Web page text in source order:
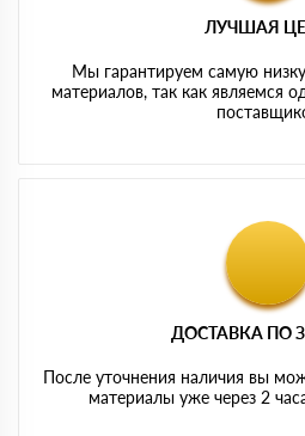
ЛУЧШАЯ
Мы гарантируем самую
материалов, так как являемся
ДОСТАВКА ПО
После уточнения наличия вы
материалы уже через 2